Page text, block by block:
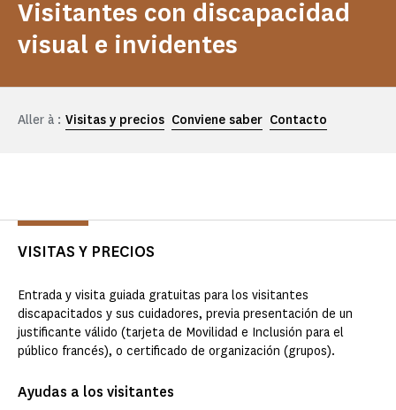
Visitantes con discapacidad
visual e invidentes
Aller à : Visitas y precios Conviene saber Contacto
VISITAS Y PRECIOS
Entrada y visita guiada gratuitas para los visitantes
discapacitados y sus cuidadores, previa presentación de un
justificante válido (tarjeta de Movilidad e Inclusión para el
público francés), o certificado de organización (grupos).
Ayudas a los visitantes